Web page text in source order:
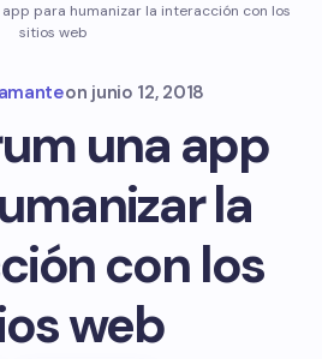
para humanizar la interacción con los
sitios web
on junio 12, 2018
una app
la
con los
web